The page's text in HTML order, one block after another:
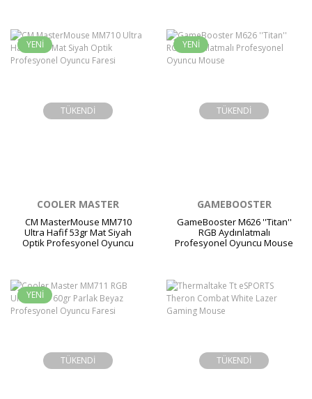
YENİ
TÜKENDİ
COOLER MASTER
CM MasterMouse MM710
Ultra Hafif 53gr Mat Siyah
Optik Profesyonel Oyuncu
YENİ
TÜKENDİ
GAMEBOOSTER
GameBooster M626 ''Titan''
RGB Aydınlatmalı
Profesyonel Oyuncu Mouse
YENİ
TÜKENDİ TÜKENDİ